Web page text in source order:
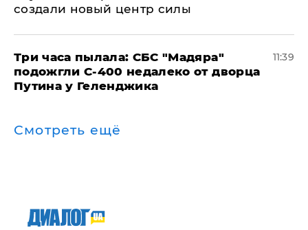
создали новый центр силы
Три часа пылала: СБС "Мадяра"
подожгли С-400 недалеко от дворца
Путина у Геленджика
11:39
Смотреть ещё